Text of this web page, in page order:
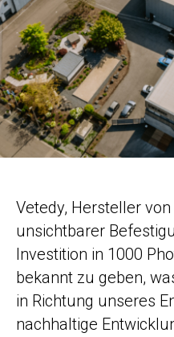
Vetedy, Hersteller
unsichtbarer
Investition in 1000
bekannt zu geben,
in Richtung unseres
nachhaltige